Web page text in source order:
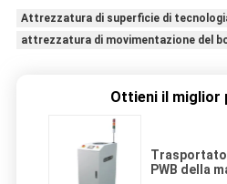
Attrezzatura di superficie di
attrezzatura di movimentazione del
Ottieni il miglior
PWB della